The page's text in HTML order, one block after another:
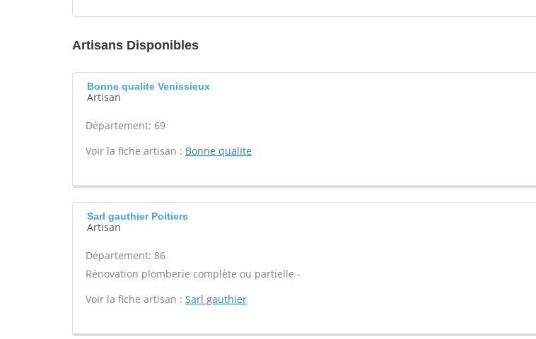
Artisans Disponibles
Bonne qualite Venissieux
Artisan
Département: 69
Voir la fiche artisan : Bonne qualite
Sarl gauthier Poitiers
Artisan
Département: 86
Rénovation plomberie complète ou partielle -
Voir la fiche artisan : Sarl gauthier